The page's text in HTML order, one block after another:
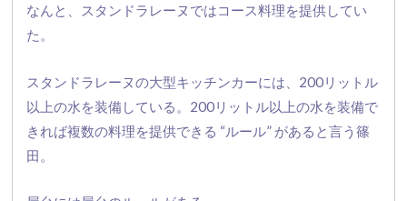
なんと、スタンドラレーヌではコース料理を提供してい
た。
スタンドラレーヌの大型キッチンカーには、 200リットル
以上の水を装備している。200リットル以上の水を装備で
きれば複数の料理を提供できる “ルール” があると言う篠
田。